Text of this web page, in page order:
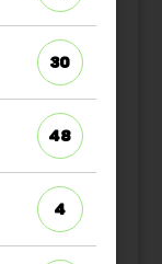
30
48
4